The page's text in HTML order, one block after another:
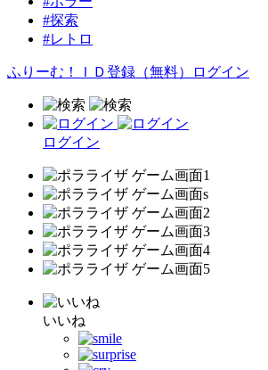
#探索
#レトロ
ふりーむ！ＩＤ登録（無料） ログイン
ログイン
いいね